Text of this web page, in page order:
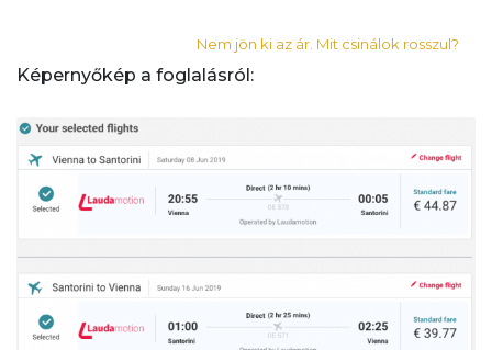
Nem jön ki az ár. Mit csinálok rosszul?
Képernyőkép a foglalásról: